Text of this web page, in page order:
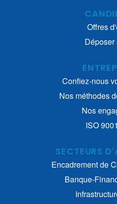
Offres
Confiez-nous
Nos méthodes
Nos
ISO
SECTEURS
Encadrement de
Banque-